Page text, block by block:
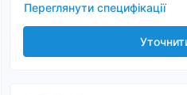
Переглянути специфікації